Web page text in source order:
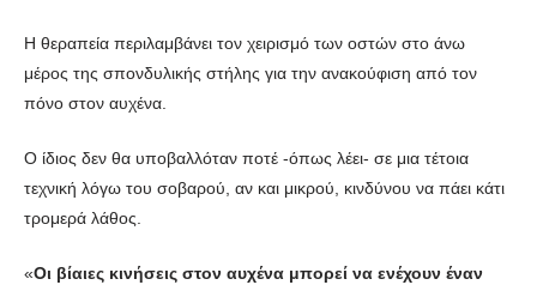
Η θεραπεία περιλαμβάνει τον χειρισμό των οστών στο άνω
μέρος της σπονδυλικής στήλης για την ανακούφιση από τον
πόνο στον αυχένα.
Ο ίδιος δεν θα υποβαλλόταν ποτέ -όπως λέει- σε μια τέτοια
τεχνική λόγω του σοβαρού, αν και μικρού, κινδύνου να πάει κάτι
τρομερά λάθος.
«Οι βίαιες κινήσεις στον αυχένα μπορεί να ενέχουν έναν